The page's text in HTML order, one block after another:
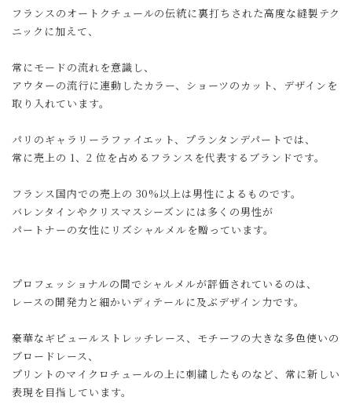
フランスのオートクチュールの伝統に裏打ちされた高度な縫製テク
ニックに加えて、
常にモードの流れを意識し、
アウターの流行に連動したカラー、ショーツのカット、デザインを
取り入れています。
パリのギャラリーラファイエット、プランタンデパートでは、
常に売上の 1、2 位を占めるフランスを代表するブランドです。
フランス国内での売上の 30%以上は男性によるものです。
バレンタインやクリスマスシーズンには多くの男性が
パートナーの女性にリズシャルメルを贈っています。
プロフェッショナルの間でシャルメルが評価されているのは、
レースの開発力と細かいディテールに及ぶデザイン力です。
豪華なギピュールストレッチレース、モチーフの大きな多色使いの
ブロードレース、
プリントのマイクロチュールの上に刺繍したものなど、常に新しい
表現を目指しています。